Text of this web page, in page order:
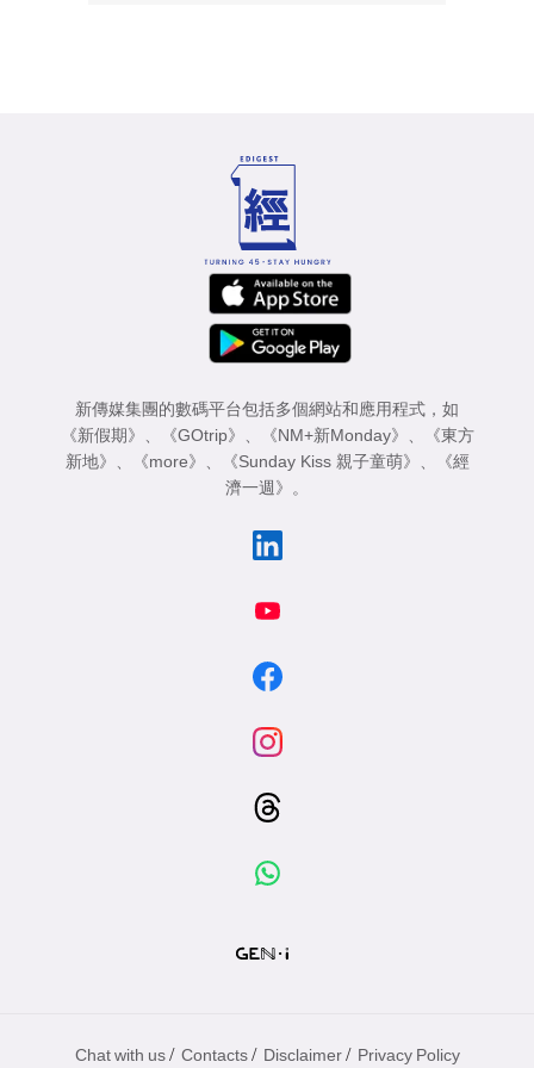
新傳媒集團的數碼平台包括多個網站和應用程式，如
《新假期》
《GOtrip》 《NM+新Monday》
《東方
新地》
《more》 《Sunday Kiss 親子童萌》
《經
濟一週》
。
Chat with us / Contacts / Disclaimer / Privacy Policy